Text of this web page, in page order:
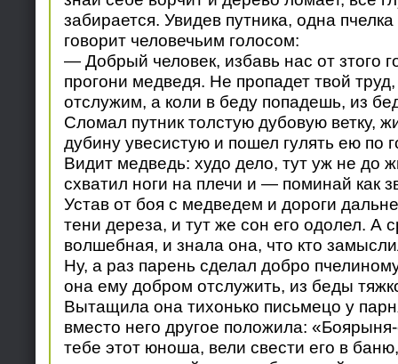
забирается. Увидев путника, одна
говорит человечьим голосом:
— Добрый человек, избавь нас от зтого
прогони медведя. Не пропадет твой
отслужим, а коли в беду попадешь, из
Сломал путник толстую дубовую ветку,
дубину увесистую и пошел гулять ею по
Видит медведь: худо дело, тут уж не до
схватил ноги на плечи и — поминай как
Устав от боя с медведем и дороги
тени дереза, и тут же сон его одолел. А
волшебная, и знала она, что кто
Ну, а раз парень сделал добро
она ему добром отслужить, из беды
Вытащила она тихонько письмецо у
вместо него другое положила:
тебе этот юноша, вели свести его в